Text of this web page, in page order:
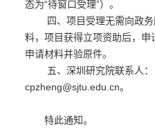
态为“待窗口受理”）。
四、项目受理无需向政务
料，项目获得立项资助后，
申请材料并验原件。
五、深圳研究院联系人：
cpzheng@sjtu.edu.cn。
特此通知。